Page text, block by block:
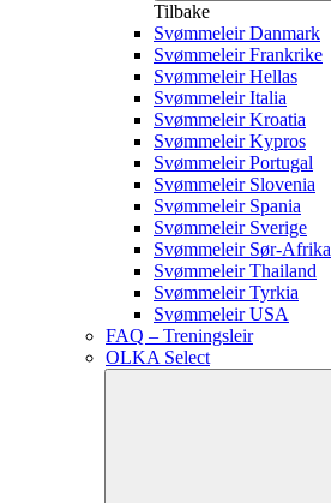
Tilbake
Svømmeleir Danmark
Svømmeleir Frankrike
Svømmeleir Hellas
Svømmeleir Italia
Svømmeleir Kroatia
Svømmeleir Kypros
Svømmeleir Portugal
Svømmeleir Slovenia
Svømmeleir Spania
Svømmeleir Sverige
Svømmeleir Sør-Afrika
Svømmeleir Thailand
Svømmeleir Tyrkia
Svømmeleir USA
FAQ – Treningsleir
OLKA Select